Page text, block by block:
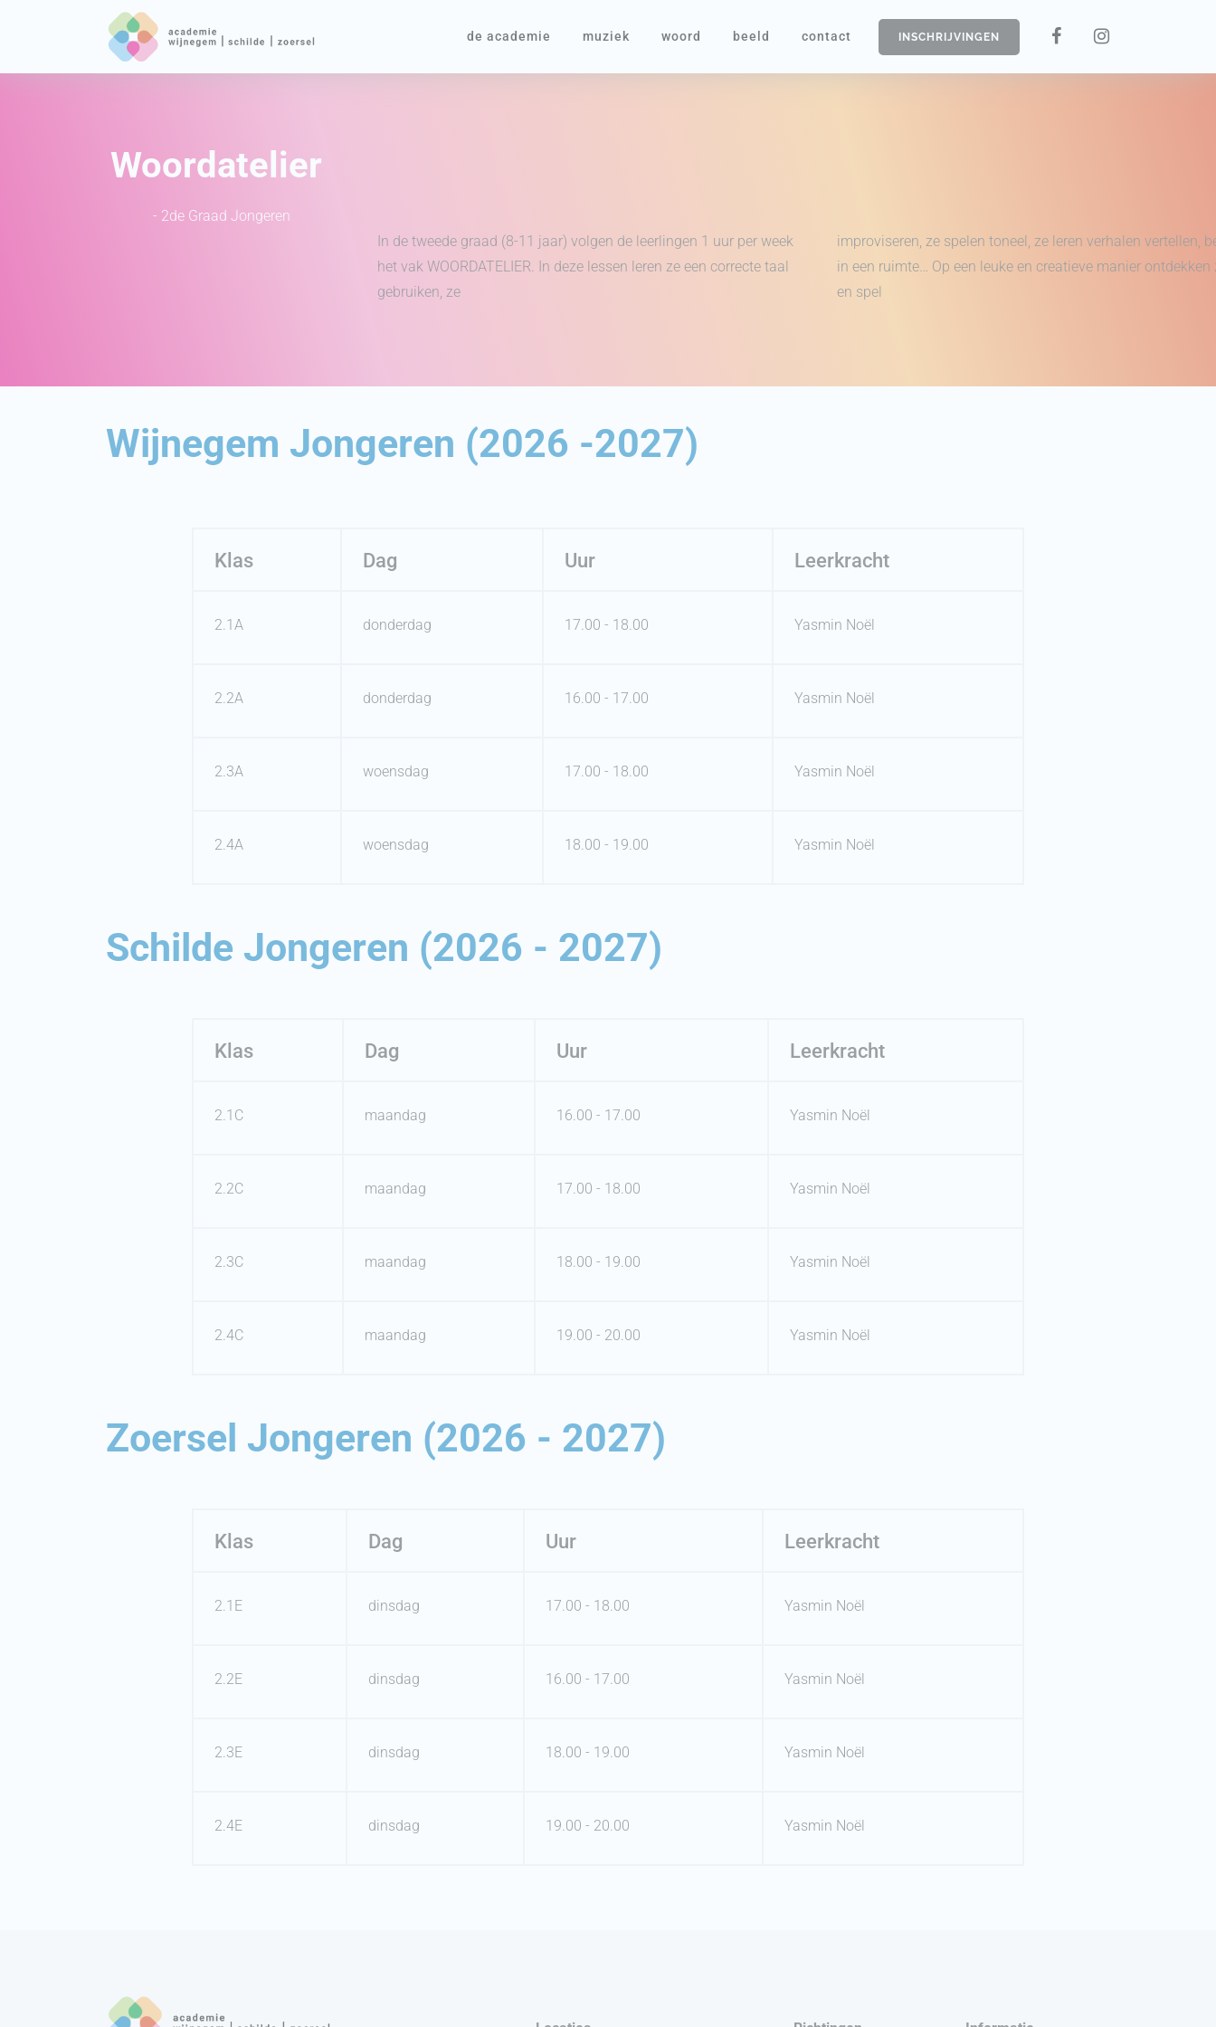
de academie muziek woord beeld contact INSCHRIJVINGEN
Woordatelier
- 2de Graad Jongeren
In de tweede graad (8-11 jaar) volgen de leerlingen 1 uur per week
het vak WOORDATELIER. In deze lessen leren ze een correcte taal
gebruiken, ze
improviseren, ze spelen toneel, ze leren verhalen vertellen,
in een ruimte… Op een leuke en creatieve manier ontdekken
en spel
Wijnegem Jongeren (2026 -2027)
Klas Dag Uur Leerkracht
2.1A donderdag 17.00 - 18.00 Yasmin Noël
2.2A donderdag 16.00 - 17.00 Yasmin Noël
2.3A woensdag 17.00 - 18.00 Yasmin Noël
2.4A woensdag 18.00 - 19.00 Yasmin Noël
Schilde Jongeren (2026 - 2027)
Klas Dag Uur Leerkracht
2.1C maandag 16.00 - 17.00 Yasmin Noël
2.2C maandag 17.00 - 18.00 Yasmin Noël
2.3C maandag 18.00 - 19.00 Yasmin Noël
2.4C maandag 19.00 - 20.00 Yasmin Noël
Zoersel Jongeren (2026 - 2027)
Klas Dag Uur Leerkracht
2.1E dinsdag 17.00 - 18.00 Yasmin Noël
2.2E dinsdag 16.00 - 17.00 Yasmin Noël
2.3E dinsdag 18.00 - 19.00 Yasmin Noël
2.4E dinsdag 19.00 - 20.00 Yasmin Noël